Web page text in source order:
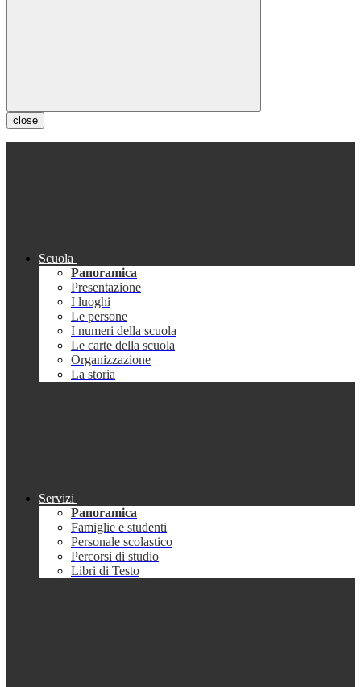
close
Scuola
Panoramica
Presentazione
I luoghi
Le persone
I numeri della scuola
Le carte della scuola
Organizzazione
La storia
Servizi
Panoramica
Famiglie e studenti
Personale scolastico
Percorsi di studio
Libri di Testo